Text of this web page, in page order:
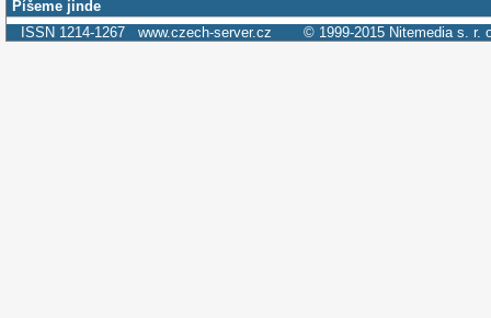
Píšeme jinde
ISSN 1214-1267 www.czech-server.cz © 1999-2015 Nitemedia s. r.